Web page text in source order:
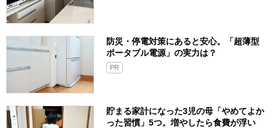
防災・停電対策にあると安心。「超薄型
ポータブル電源」の実力は？​
PR
貯まる家計になった3児の母「やめてよか
った習慣」5つ。増やしたら食費が浮い